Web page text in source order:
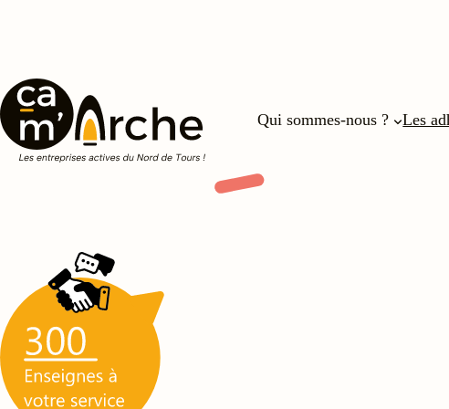
Qui sommes-nous ? Les